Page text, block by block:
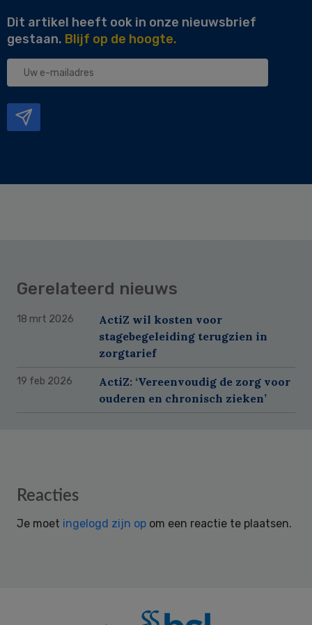
Dit artikel heeft ook in onze nieuwsbrief
gestaan. Blijf op de hoogte.
Uw
Gerelateerd nieuws
18 mrt 2026
ActiZ wil kosten voor
stagebegeleiding terugzien in
zorgtarief
19 feb 2026
ActiZ: ‘Vereenvoudig de zorg voor
ouderen en chronisch zieken’
Reader
Reacties
Je moet ingelogd zijn op om een reactie te plaatsen.